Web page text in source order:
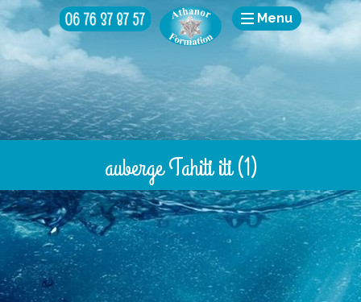
Menu
auberge Tahiti iti (1)